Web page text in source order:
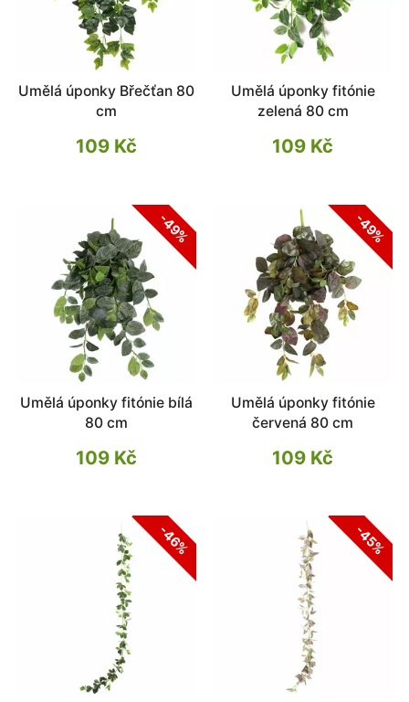
Umělá úponky Břečťan 80
cm
109 Kč
Umělá úponky fitónie
zelená 80 cm
109 Kč
-49%
Umělá úponky fitónie bílá
80 cm
109 Kč
-49%
Umělá úponky fitónie
červená 80 cm
109 Kč
-46% -45%